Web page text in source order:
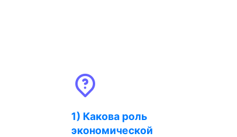
1) Какова роль
экономической